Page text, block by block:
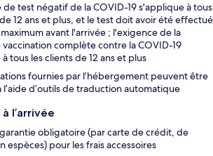
de test négatif de la COVID-19 s'applique à tous
12 ans et plus, et le test doit avoir été effectué
avant l'arrivée ; l'exigence de la
complète contre la COVID-19
tous les clients de 12 ans et plus
fournies par l’hébergement peuvent être
l’aide d’outils de traduction automatique
l’arrivée
obligatoire (par carte de crédit, de
espèces) pour les frais accessoires